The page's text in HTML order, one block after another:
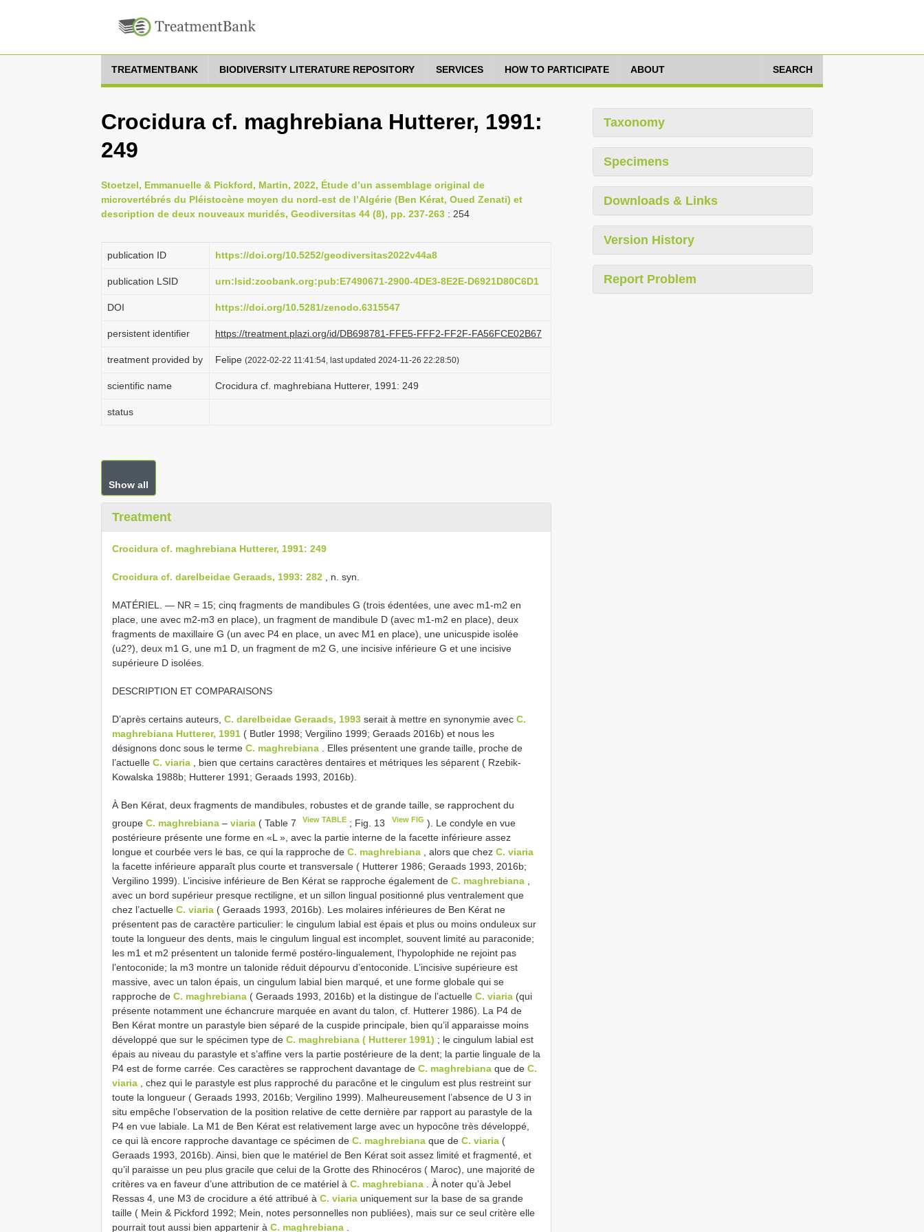
TREATMENTBANK BIODIVERSITY LITERATURE REPOSITORY SERVICES HOW TO PARTICIPATE ABOUT SEARCH
Crocidura cf. maghrebiana Hutterer, 1991:
249
Stoetzel, Emmanuelle & Pickford, Martin, 2022, Étude d’un assemblage original de
microvertébrés du Pléistocène moyen du nord-est de l’Algérie (Ben Kérat, Oued Zenati) et
description de deux nouveaux muridés, Geodiversitas 44 (8), pp. 237-263 : 254
publication ID https://doi.org/10.5252/geodiversitas2022v44a8
publication LSID urn:lsid:zoobank.org:pub:E7490671-2900-4DE3-8E2E-D6921D80C6D1
DOI https://doi.org/10.5281/zenodo.6315547
persistent identifier https://treatment.plazi.org/id/DB698781-FFE5-FFF2-FF2F-FA56FCE02B67
treatment provided by Felipe (2022-02-22 11:41:54, last updated 2024-11-26 22:28:50)
scientific name Crocidura cf. maghrebiana Hutterer, 1991: 249
status
Show all
Treatment
Crocidura cf. maghrebiana Hutterer, 1991: 249
Crocidura cf. darelbeidae Geraads, 1993: 282 , n. syn.
MATÉRIEL. — NR = 15; cinq fragments de mandibules G (trois édentées, une avec m1-m2 en
place, une avec m2-m3 en place), un fragment de mandibule D (avec m1-m2 en place), deux
fragments de maxillaire G (un avec P4 en place, un avec M1 en place), une unicuspide isolée
(u2?), deux m1 G, une m1 D, un fragment de m2 G, une incisive inférieure G et une incisive
supérieure D isolées.
DESCRIPTION ET COMPARAISONS
D’après certains auteurs, C. darelbeidae Geraads, 1993 serait à mettre en synonymie avec C.
maghrebiana Hutterer, 1991 ( Butler 1998; Vergilino 1999; Geraads 2016b) et nous les
désignons donc sous le terme C. maghrebiana . Elles présentent une grande taille, proche de
l’actuelle C. viaria , bien que certains caractères dentaires et métriques les séparent ( Rzebik-
Kowalska 1988b; Hutterer 1991; Geraads 1993, 2016b).
À Ben Kérat, deux fragments de mandibules, robustes et de grande taille, se rapprochent du
groupe C. maghrebiana – viaria ( Table 7 View TABLE ; Fig. 13 View FIG ). Le condyle en vue
postérieure présente une forme en «L », avec la partie interne de la facette inférieure assez
longue et courbée vers le bas, ce qui la rapproche de C. maghrebiana , alors que chez C. viaria
la facette inférieure apparaît plus courte et transversale ( Hutterer 1986; Geraads 1993, 2016b;
Vergilino 1999). L’incisive inférieure de Ben Kérat se rapproche également de C. maghrebiana
avec un bord supérieur presque rectiligne, et un sillon lingual positionné plus ventralement que
chez l’actuelle C. viaria ( Geraads 1993, 2016b). Les molaires inférieures de Ben Kérat ne
présentent pas de caractère particulier: le cingulum labial est épais et plus ou moins onduleux sur
toute la longueur des dents, mais le cingulum lingual est incomplet, souvent limité au paraconide;
les m1 et m2 présentent un talonide fermé postéro-lingualement, l’hypolophide ne rejoint pas
l’entoconide; la m3 montre un talonide réduit dépourvu d’entoconide. L’incisive supérieure est
massive, avec un talon épais, un cingulum labial bien marqué, et une forme globale qui se
rapproche de C. maghrebiana ( Geraads 1993, 2016b) et la distingue de l’actuelle C. viaria (qui
présente notamment une échancrure marquée en avant du talon, cf. Hutterer 1986). La P4 de
Ben Kérat montre un parastyle bien séparé de la cuspide principale, bien qu’il apparaisse moins
développé que sur le spécimen type de C. maghrebiana ( Hutterer 1991) ; le cingulum labial est
épais au niveau du parastyle et s’affine vers la partie postérieure de la dent; la partie linguale de la
P4 est de forme carrée. Ces caractères se rapprochent davantage de C. maghrebiana que de C.
viaria , chez qui le parastyle est plus rapproché du paracône et le cingulum est plus restreint sur
toute la longueur ( Geraads 1993, 2016b; Vergilino 1999). Malheureusement l’absence de U 3 in
situ empêche l’observation de la position relative de cette dernière par rapport au parastyle de la
P4 en vue labiale. La M1 de Ben Kérat est relativement large avec un hypocône très développé,
ce qui là encore rapproche davantage ce spécimen de C. maghrebiana que de C. viaria (
Geraads 1993, 2016b). Ainsi, bien que le matériel de Ben Kérat soit assez limité et fragmenté, et
qu’il paraisse un peu plus gracile que celui de la Grotte des Rhinocéros ( Maroc), une majorité de
critères va en faveur d’une attribution de ce matériel à C. maghrebiana . À noter qu’à Jebel
Ressas 4, une M3 de crocidure a été attribué à C. viaria uniquement sur la base de sa grande
taille ( Mein & Pickford 1992; Mein, notes personnelles non publiées), mais sur ce seul critère elle
pourrait tout aussi bien appartenir à C. maghrebiana
Taxonomy
Specimens
Downloads & Links
Version History
Report Problem